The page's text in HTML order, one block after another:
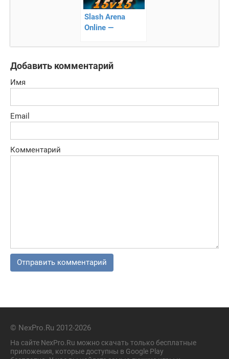
Slash Arena
Online —
битвы на арене
Добавить комментарий
Имя
Email
Комментарий
© NexPro.Ru 2012-2026
На сайте NexPro.Ru можно скачать только бесплатные
приложения, которые доступны в Google Play